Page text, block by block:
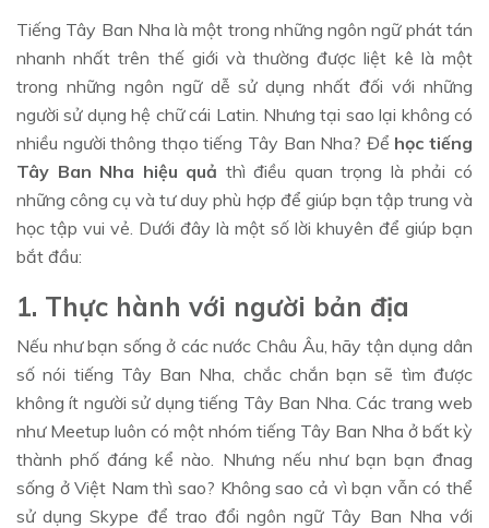
Tiếng Tây Ban Nha là một trong những ngôn ngữ phát tán
nhanh nhất trên thế giới và thường được liệt kê là một
trong những ngôn ngữ dễ sử dụng nhất đối với những
người sử dụng hệ chữ cái Latin. Nhưng tại sao lại không có
nhiều người thông thạo tiếng Tây Ban Nha? Để học tiếng
Tây Ban Nha hiệu quả thì điều quan trọng là phải có
những công cụ và tư duy phù hợp để giúp bạn tập trung và
học tập vui vẻ. Dưới đây là một số lời khuyên để giúp bạn
bắt đầu:
1. Thực hành với người bản địa
Nếu như bạn sống ở các nước Châu Âu, hãy tận dụng dân
số nói tiếng Tây Ban Nha, chắc chắn bạn sẽ tìm được
không ít người sử dụng tiếng Tây Ban Nha. Các trang web
như Meetup luôn có một nhóm tiếng Tây Ban Nha ở bất kỳ
thành phố đáng kể nào. Nhưng nếu như bạn bạn đnag
sống ở Việt Nam thì sao? Không sao cả vì bạn vẫn có thể
sử dụng Skype để trao đổi ngôn ngữ Tây Ban Nha với